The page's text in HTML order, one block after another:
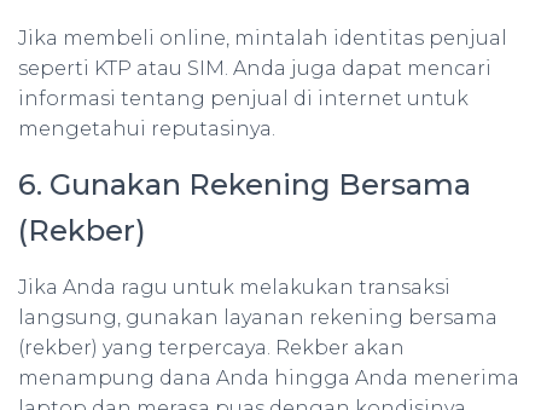
Jika membeli online, mintalah identitas penjual
seperti KTP atau SIM. Anda juga dapat mencari
informasi tentang penjual di internet untuk
mengetahui reputasinya.
6. Gunakan Rekening Bersama
(Rekber)
Jika Anda ragu untuk melakukan transaksi
langsung, gunakan layanan rekening bersama
(rekber) yang terpercaya. Rekber akan
menampung dana Anda hingga Anda menerima